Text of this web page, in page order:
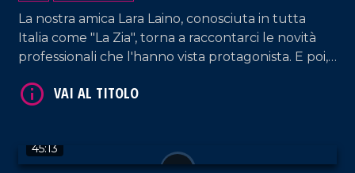
La nostra amica Lara Laino, conosciuta in tutta
Italia come "La Zia", torna a raccontarci le novità
professionali che l'hanno vista protagonista. E poi,
suo chitarrista Tani Lo Schiavo) racconta la sua
Stella".
45:13